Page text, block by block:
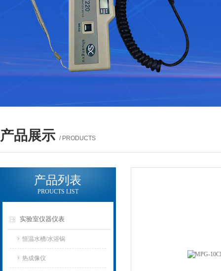
产品展示 / PRODUCTS
产品列表
PROUCTS LIST
实验室仪器仪表
恒温水槽/水浴锅
热成像仪